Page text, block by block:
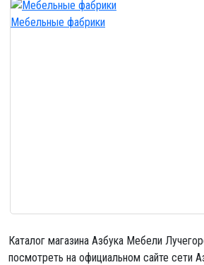
Мебельные фабрики
Каталог магазина Азбука Мебели
посмотреть на официальном сайте сети